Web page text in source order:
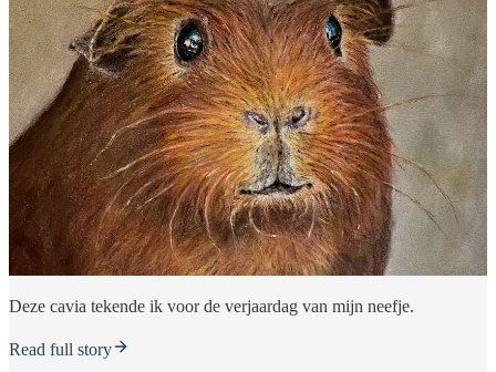
Deze cavia tekende ik voor de verjaardag van mijn neefje.
Read full story